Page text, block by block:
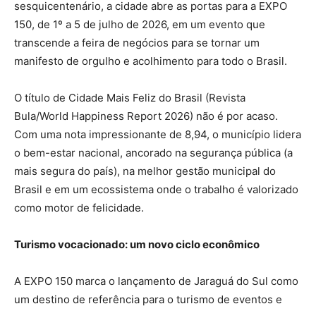
sesquicentenário, a cidade abre as portas para a EXPO
150, de 1º a 5 de julho de 2026, em um evento que
transcende a feira de negócios para se tornar um
manifesto de orgulho e acolhimento para todo o Brasil.
O título de Cidade Mais Feliz do Brasil (Revista
Bula/World Happiness Report 2026) não é por acaso.
Com uma nota impressionante de 8,94, o município lidera
o bem-estar nacional, ancorado na segurança pública (a
mais segura do país), na melhor gestão municipal do
Brasil e em um ecossistema onde o trabalho é valorizado
como motor de felicidade.
Turismo vocacionado: um novo ciclo econômico
A EXPO 150 marca o lançamento de Jaraguá do Sul como
um destino de referência para o turismo de eventos e